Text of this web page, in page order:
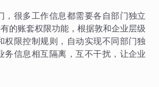
，很多工作信息都需要各自部门独立
的账套权限功能，根据敦和企业层级
权限控制规则，自动实现不同部门独
务信息相互隔离，互不干扰，让企业